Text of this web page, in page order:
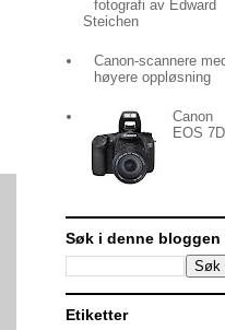
fotografi av Edward
Steichen
Canon-scannere
høyere oppløsning
Canon
EOS 7D
Søk i denne bloggen
Etiketter